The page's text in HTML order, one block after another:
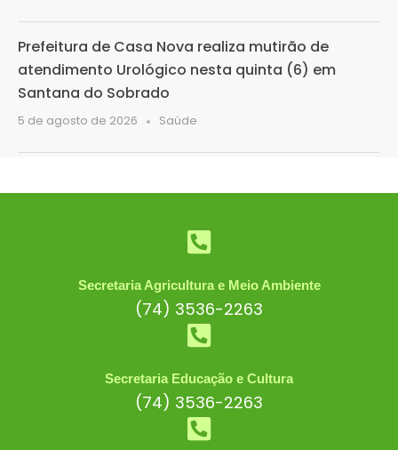
Prefeitura de Casa Nova realiza mutirão de
atendimento Urológico nesta quinta (6) em
Santana do Sobrado
5 de agosto de 2026 Saúde
Secretaria Agricultura e Meio Ambiente
(74) 3536-2263
Secretaria Educação e Cultura
(74) 3536-2263